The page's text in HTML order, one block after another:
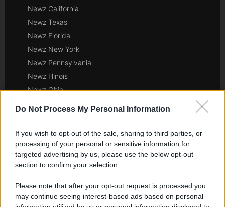
Do Not Process My Personal Information
If you wish to opt-out of the sale, sharing to third parties, or
processing of your personal or sensitive information for
targeted advertising by us, please use the below opt-out
section to confirm your selection.
Please note that after your opt-out request is processed you
may continue seeing interest-based ads based on personal
Newz California
Newz Texas
Newz Florida
Newz New York
Newz Pennsylvania
Newz Illinois
Newz Ohio
Scoop Mag
Lgbtqia News
Motors Magazine 365
Day Travel 365
Home Magazine 365
Cineverse Magazine